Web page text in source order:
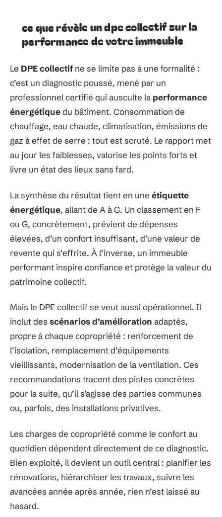
ce que révèle un dpe collectif sur la
performance de votre immeuble
Le DPE collectif ne se limite pas à une formalité :
c’est un diagnostic poussé, mené par un
professionnel certifié qui ausculte la performance
énergétiquedu bâtiment. Consommation de
chauffage, eau chaude, climatisation, émissions de
gaz à effet de serre : tout est scruté. Le rapport met
au jour les faiblesses, valorise les points forts et
livre un état des lieux sans fard.
La synthèse du résultat tient en une étiquette
énergétique, allant de A à G. Un classement en F
ou G, concrètement, prévient de dépenses
élevées, d’un confort insuffisant, d’une valeur de
revente qui s’effrite. À l’inverse, un immeuble
performant inspire confiance et protège la valeur du
patrimoine collectif.
Mais le DPE collectif se veut aussi opérationnel. Il
inclut des scénarios d’amélioration adaptés,
propre à chaque copropriété : renforcement de
l’isolation, remplacement d’équipements
vieillissants, modernisation de la ventilation. Ces
recommandations tracent des pistes concrètes
pour la suite, qu’il s’agisse des parties communes
ou, parfois, des installations privatives.
Les charges de copropriété comme le confort au
quotidien dépendent directement de ce diagnostic.
Bien exploité, il devient un outil central : planifier les
rénovations, hiérarchiser les travaux, suivre les
avancées année après année, rien n’est laissé au
hasard.